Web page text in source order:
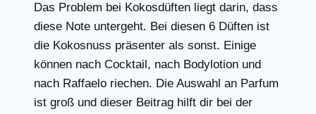
Das Problem bei Kokosdüften liegt darin, dass
diese Note untergeht. Bei diesen 6 Düften ist
die Kokosnuss präsenter als sonst. Einige
können nach Cocktail, nach Bodylotion und
nach Raffaelo riechen. Die Auswahl an Parfum
ist groß und dieser Beitrag hilft dir bei der